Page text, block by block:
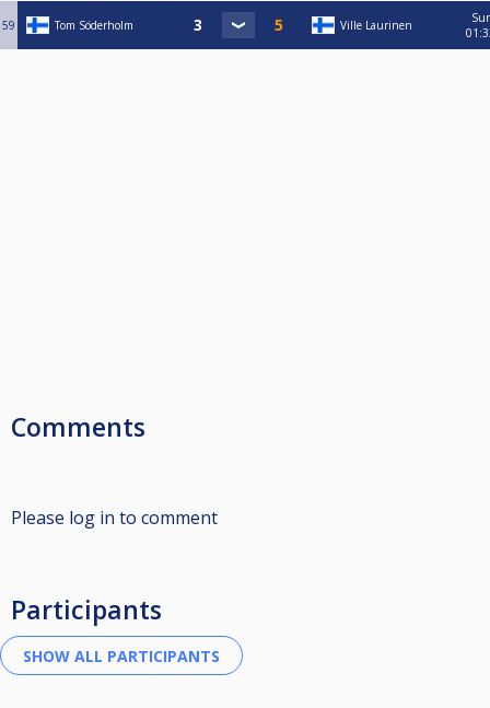
59 Tom Söderholm Ville Laurinen
Comments
Please log in to comment
Participants